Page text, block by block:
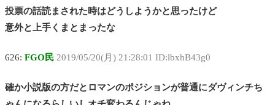
投票の話読まされた時はどうしようかと思ったけど
意外と上手くまとまったな
626: FGO民 2019/05/20(月) 21:28:01 ID:lbxhB43g0
確か小説版の方だとロマンのポジションが普通にダヴィンチち